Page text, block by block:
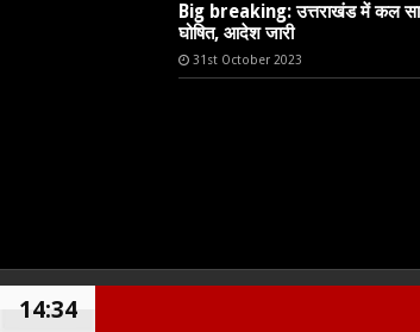
Big breaking: उत्तराखंड में कल
घोषित, आदेश जारी
31st October 2023
14:34